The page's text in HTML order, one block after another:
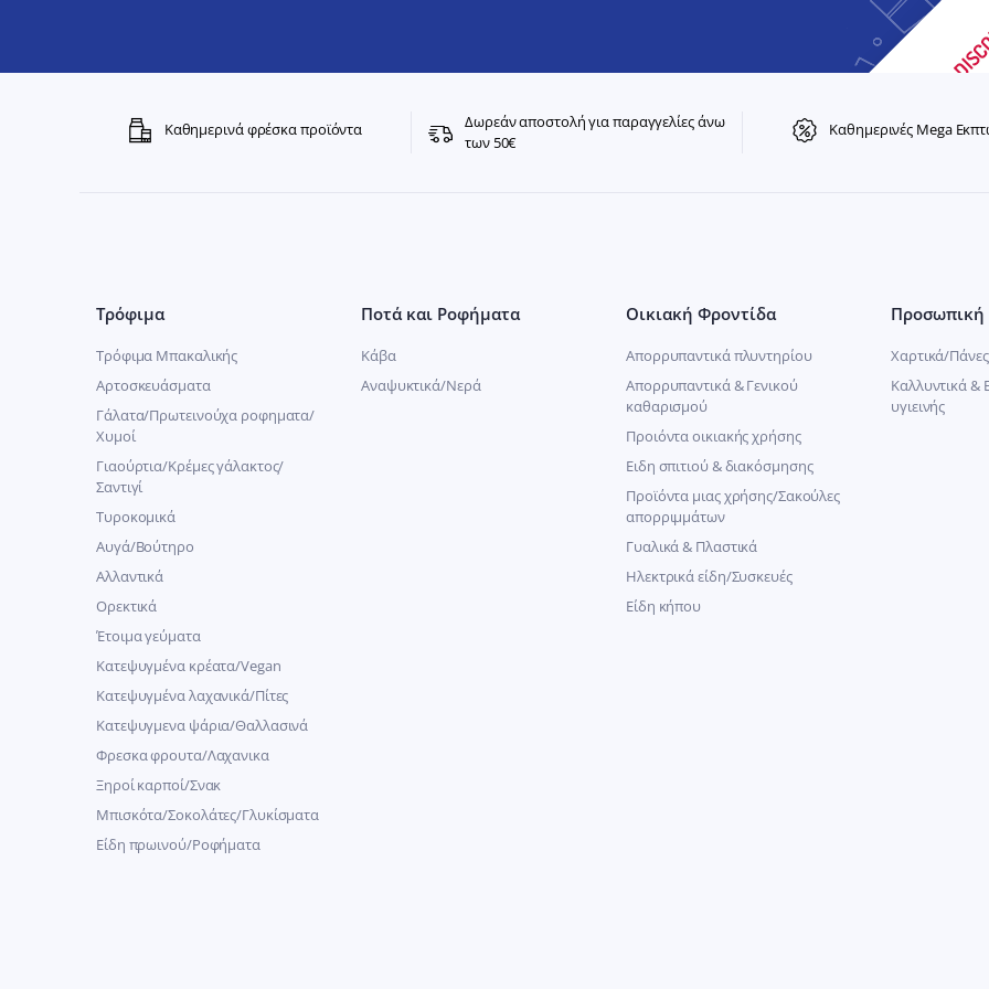
Καθημερινά φρέσκα προϊόντα
Δωρεάν αποστολή για παραγγελίες άνω
των 50€
Καθημερινές Mega
Τρόφιμα
Τρόφιμα Μπακαλικής
Αρτοσκευάσματα
Γάλατα/Πρωτεινούχα ροφηματα/
Χυμοί
Γιαούρτια/Κρέμες γάλακτος/
Σαντιγί
Τυροκομικά
Αυγά/Βούτηρο
Αλλαντικά
Ορεκτικά
Έτοιμα γεύματα
Κατεψυγμένα κρέατα/Vegan
Kατεψυγμένα λαχανικά/Πίτες
Κατεψυγμενα ψάρια/Θαλλασινά
Φρεσκα φρουτα/Λαχανικα
Ξηροί καρποί/Σνακ
Μπισκότα/Σοκολάτες/Γλυκίσματα
Είδη πρωινού/Ροφήματα
Ποτά και Ροφήματα
Κάβα
Αναψυκτικά/Νερά
Οικιακή Φροντίδα
Απορρυπαντικά πλυντηρίου
Απορρυπαντικά & Γενικού
καθαρισμού
Προιόντα οικιακής χρήσης
Ειδη σπιτιού & διακόσμησης
Προϊόντα μιας χρήσης/Σακούλες
απορριμμάτων
Γυαλικά & Πλαστικά
Ηλεκτρικά είδη/Συσκευές
Είδη κήπου
Προσωπική
Χαρτικά/
Καλλυντικά &
υγιεινής